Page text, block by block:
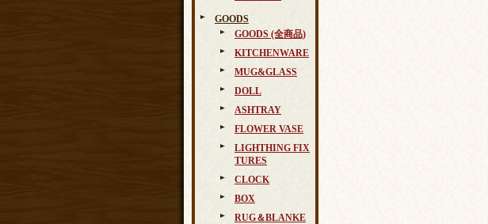
GOODS
GOODS (全商品)
KITCHENWARE
MUG&GLASS
DOLL
ASHTRAY
FLOWER VASE
LIGHTHING FIX
TURES
CLOCK
BOX
RUG＆BLANKE